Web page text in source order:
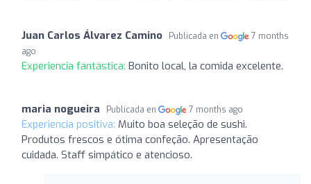
Juan Carlos Álvarez Camino Publicada en
7 months
ago
Experiencia fantástica: Bonito local, la comida excelente.
maria nogueira Publicada en 7 months ago
Experiencia positiva: Muito boa seleção de sushi.
Produtos frescos e ótima confeção. Apresentação
cuidada. Staff simpático e atencioso.